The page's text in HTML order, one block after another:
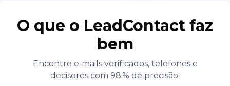
O que o LeadContact faz
bem
Encontre e‑mails verificados, telefones e
decisores com 98 % de precisão.